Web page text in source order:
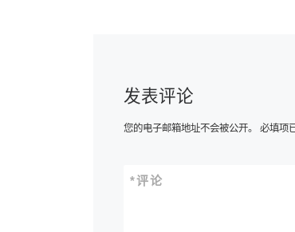
发表评论
您的电子邮箱地址不会被公开。 必填项
评论
*